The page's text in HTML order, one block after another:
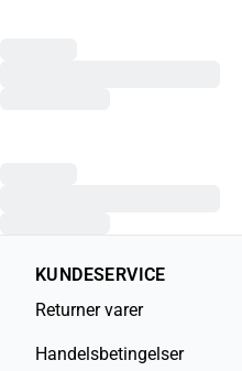
KUNDESERVICE
Returner varer
Handelsbetingelser